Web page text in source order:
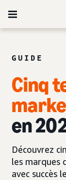
GUIDE
Cinq
en
Découvrez
les marques
avec succès